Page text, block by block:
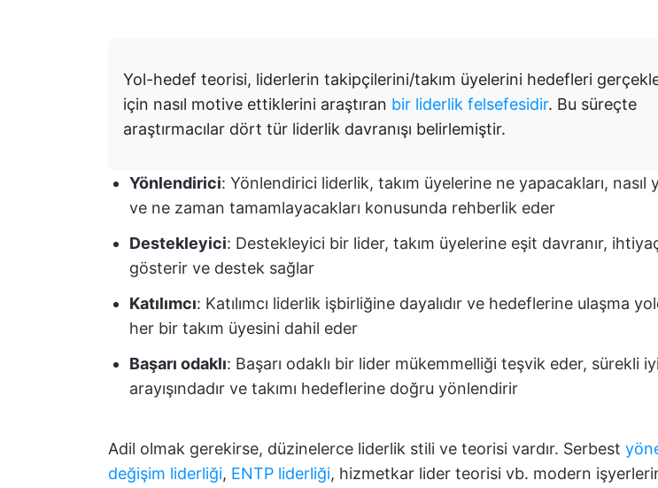
Yol-hedef teorisi, liderlerin takipçilerini/takım üyelerini hedefleri
için nasıl motive ettiklerini araştıran bir liderlik felsefesidir. Bu süreçte
araştırmacılar dört tür liderlik davranışı belirlemiştir.
Yönlendirici: Yönlendirici liderlik, takım üyelerine ne yapacakları, nasıl
ve ne zaman tamamlayacakları konusunda rehberlik eder
Destekleyici: Destekleyici bir lider, takım üyelerine eşit davranır,
gösterir ve destek sağlar
Katılımcı: Katılımcı liderlik işbirliğine dayalıdır ve hedeflerine ulaşma
her bir takım üyesini dahil eder
Başarı odaklı: Başarı odaklı bir lider mükemmelliği teşvik eder, sürekli
arayışındadır ve takımı hedeflerine doğru yönlendirir
Adil olmak gerekirse, düzinelerce liderlik stili ve teorisi vardır. Serbest
değişim liderliği, ENTP liderliği, hizmetkar lider teorisi vb. modern